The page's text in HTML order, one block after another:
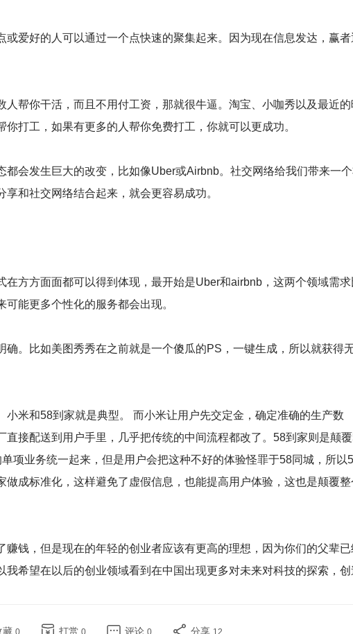
爱好的人可以通过一个点快速的聚集起来。因为现在信息发达，赢者
帮你干活，而且不用付工资，那就很牛逼。淘宝、小咖秀以及最近的
打工，如果有更多的人帮你免费打工，你就可以更成功。
会发生巨大的改变，比如像Uber或Airbnb。社交网络给我们带来一
和社交网络结合起来，就会更容易成功。
方方面面都可以得到体现，最开始是Uber和airbnb，这两个领域需求
能更多个性化的服务都会出现。
。比如美图秀秀在之前就是一个傻瓜的PS，一键生成，所以就获得
米和58到家就是典型。 而小米让用户先交定金，确定准确的生产数
接配送到用户手里，几乎把传统的中间流程都改了。58到家则是颠
项业务统一起来，但是用户会把这种不好的体验怪罪于58同城，所以
成标准化，这样避免了虚假信息，也能提高用户体验，这也是颠覆整
钱，但是现在的年轻的创业者应该有更高的理想，因为你们的父辈已
希望在以后的创业领域看到在中国出现更多对未来对科技的探索，创
藏 0 打赏 0 评论 0 分享 12